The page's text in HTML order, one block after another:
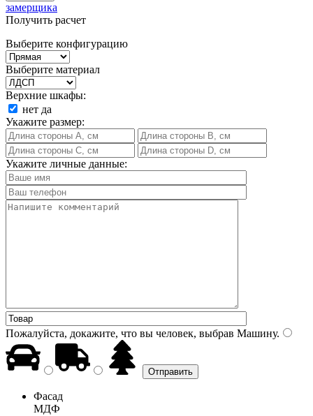
замерщика
Получить расчет
Выберите конфигурацию
Выберите материал
Верхние шкафы:
нет да
Укажите размер:
Укажите личные данные:
Пожалуйста, докажите, что вы человек, выбрав Машину.
Фасад
МДФ